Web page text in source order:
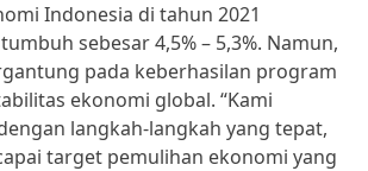
Indonesia di tahun 2021
sebesar 4,5% – 5,3%. Namun,
pada keberhasilan program
ekonomi global. “Kami
langkah-langkah yang tepat,
target pemulihan ekonomi yang